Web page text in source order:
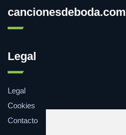
cancionesdeboda.com
Legal
Legal
Cookies
Contacto